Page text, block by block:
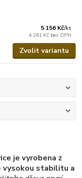
5 156 Kč/ks
4 261 Kč bez DPH
Zvolit variantu
je vyrobena z
vysokou stabilitu a